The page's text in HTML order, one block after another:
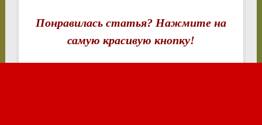
Понравилась статья? Нажмите на
самую красивую кнопку!